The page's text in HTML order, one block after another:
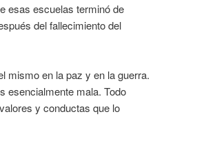
esas escuelas terminó de
del fallecimiento del
mismo en la paz y en la guerra.
esencialmente mala. Todo
y conductas que lo